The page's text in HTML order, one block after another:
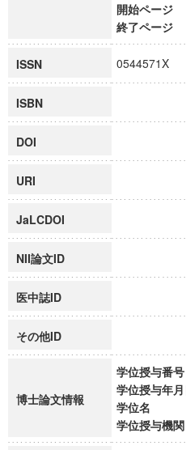
開始ページ
終了ページ
ISSN 0544571X
ISBN
DOI
URI
JaLCDOI
NII論文ID
医中誌ID
その他ID
博士論文情報
学位授与番号
学位授与年月
学位名
学位授与機関